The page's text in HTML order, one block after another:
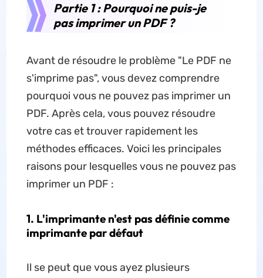
Partie 1 : Pourquoi ne puis-je
pas imprimer un PDF ?
Avant de résoudre le problème "Le PDF ne
s'imprime pas", vous devez comprendre
pourquoi vous ne pouvez pas imprimer un
PDF. Après cela, vous pouvez résoudre
votre cas et trouver rapidement les
méthodes efficaces. Voici les principales
raisons pour lesquelles vous ne pouvez pas
imprimer un PDF :
1. L'imprimante n'est pas définie comme
imprimante par défaut
Il se peut que vous ayez plusieurs